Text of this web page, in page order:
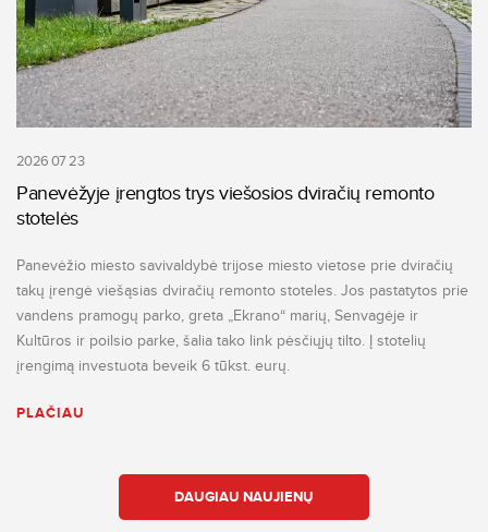
2026 07 23
Panevėžyje įrengtos trys viešosios dviračių remonto
stotelės
Panevėžio miesto savivaldybė trijose miesto vietose prie dviračių
takų įrengė viešąsias dviračių remonto stoteles. Jos pastatytos prie
vandens pramogų parko, greta „Ekrano“ marių, Senvagėje ir
Kultūros ir poilsio parke, šalia tako link pėsčiųjų tilto. Į stotelių
įrengimą investuota beveik 6 tūkst. eurų.
PLAČIAU
DAUGIAU NAUJIENŲ